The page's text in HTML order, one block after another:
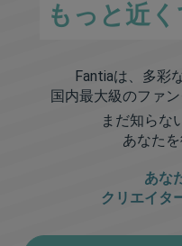
もっと近
Fantiaは、多彩
国内最大級のファ
まだ知らな
あなたを
あな
クリエイタ